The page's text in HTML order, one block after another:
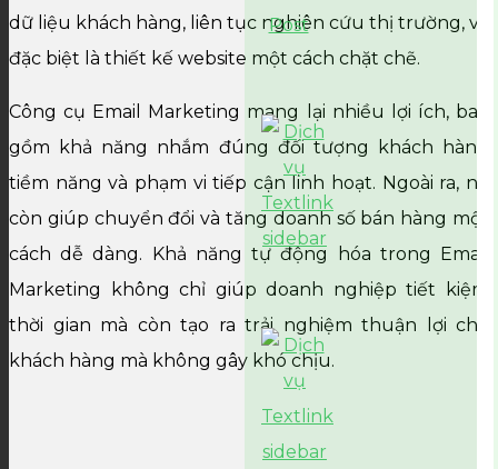
dữ liệu khách hàng, liên tục nghiên cứu thị trường, và
đặc biệt là thiết kế website một cách chặt chẽ.
Công cụ Email Marketing mang lại nhiều lợi ích, bao
gồm khả năng nhắm đúng đối tượng khách hàng
tiềm năng và phạm vi tiếp cận linh hoạt. Ngoài ra, nó
còn giúp chuyển đổi và tăng doanh số bán hàng một
cách dễ dàng. Khả năng tự động hóa trong Email
Marketing không chỉ giúp doanh nghiệp tiết kiệm
thời gian mà còn tạo ra trải nghiệm thuận lợi cho
khách hàng mà không gây khó chịu.